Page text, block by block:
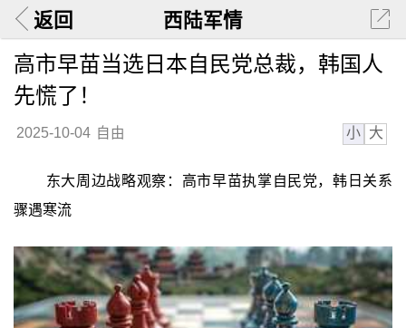
返回 西陆军情
高市早苗当选日本自民党总裁，韩国人
先慌了！
2025-10-04 自由 小 大
东大周边战略观察：高市早苗执掌自民党，韩日关系
骤遇寒流